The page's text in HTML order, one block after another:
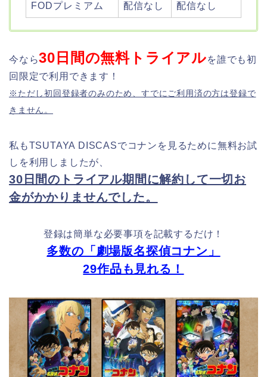
FODプレミアム 配信なし 配信なし
今なら30日間の無料トライアルを誰でも初
回限定で利用できます！
※ただし初回登録者のみのため、すでにご利用済の方は登録で
きません。
私もTSUTAYA DISCASでコナンを見るために無料お試
しを利用しましたが、
30日間のトライアル期間に解約して一切お
金がかかりませんでした。
登録は簡単な必要事項を記載するだけ！
多数の「劇場版名探偵コナン」
29作品も見れる！